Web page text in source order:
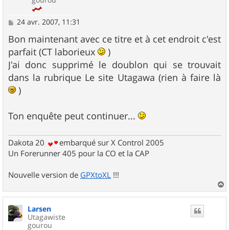
M
s
s
a
g
e
24 avr. 2007, 11:31
Bon maintenant avec ce titre et à cet endroit c'est
parfait (CT laborieux
)
J'ai donc supprimé le doublon qui se trouvait
dans la rubrique Le site Utagawa (rien à faire là
)
Ton enquête peut continuer...
Dakota 20
embarqué sur X Control 2005
Un Forerunner 405 pour la CO et la CAP
Nouvelle version de GPXtoXL !!!
a
Larsen
Utagawiste
gourou